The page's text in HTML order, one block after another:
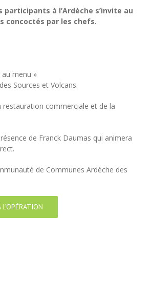
à l’Ardèche s’invite au
concoctés par les chefs.
au menu »
Sources et Volcans.
restauration commerciale et de la
de Franck Daumas qui animera
de Communes Ardèche des